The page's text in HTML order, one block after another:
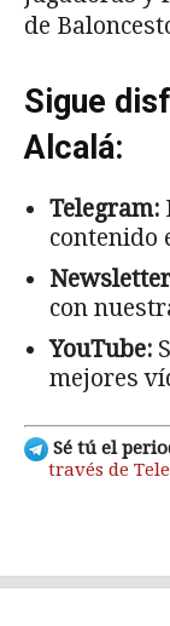
de
Sigue
Alcalá:
Telegram:
contenido
con
YouTube:
mejores
Sé tú el
través de